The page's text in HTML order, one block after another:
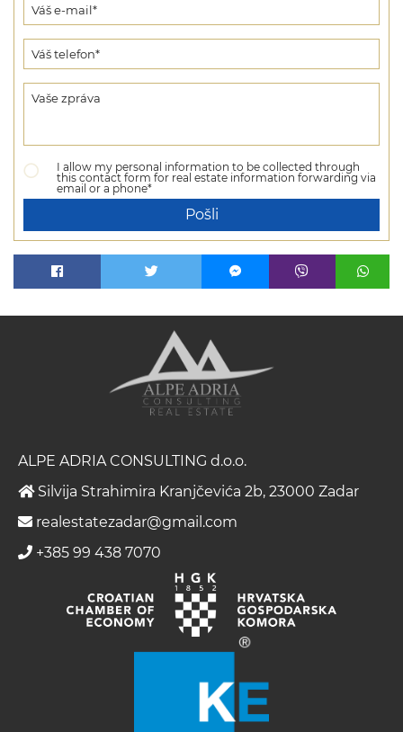
I allow my personal information to be collected through
this contact form for real estate information forwarding via
email or a phone*
Pošli
ALPE ADRIA CONSULTING d.o.o.
Silvija Strahimira Kranjčevića 2b, 23000 Zadar
realestatezadar@gmail.com
+385 99 438 7070